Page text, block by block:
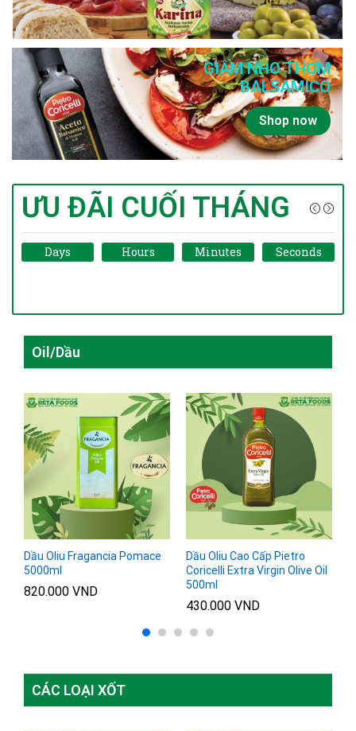
GIẤM NHO THƠM
BALSAMICO
Shop now
ƯU ĐÃI CUỐI THÁNG
Days Hours Minutes Seconds
Oil/Dầu
Dầu Oliu Fragancia Pomace
5000ml
820.000 VND
Dầu Oliu Cao Cấp Pietro
Coricelli Extra Virgin Olive Oil
500ml
430.000 VND
CÁC LOẠI XỐT